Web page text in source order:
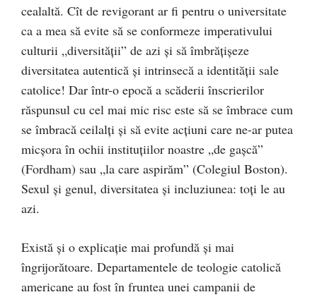
cealaltă. Cît de revigorant ar fi pentru o universitate
ca a mea să evite să se conformeze imperativului
culturii „diversității” de azi și să îmbrățișeze
diversitatea autentică și intrinsecă a identității sale
catolice! Dar într-o epocă a scăderii înscrierilor
răspunsul cu cel mai mic risc este să se îmbrace cum
se îmbracă ceilalți și să evite acțiuni care ne-ar putea
micșora în ochii instituțiilor noastre „de gașcă”
(Fordham) sau „la care aspirăm” (Colegiul Boston).
Sexul și genul, diversitatea și incluziunea: toți le au
azi.
Există și o explicație mai profundă și mai
îngrijorătoare. Departamentele de teologie catolică
americane au fost în fruntea unei campanii de